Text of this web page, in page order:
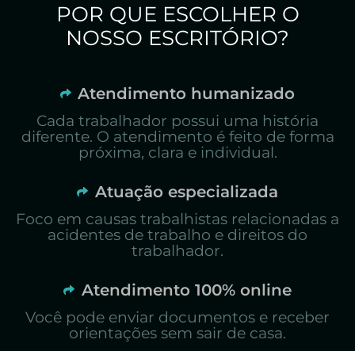
POR QUE ESCOLHER O
NOSSO ESCRITÓRIO?
Atendimento humanizado
Cada trabalhador possui uma história
diferente. O atendimento é feito de forma
próxima, clara e individual.
Atuação especializada
Foco em causas trabalhistas relacionadas a
acidentes de trabalho e direitos do
trabalhador.
Atendimento 100% online
Você pode enviar documentos e receber
orientações sem sair de casa.